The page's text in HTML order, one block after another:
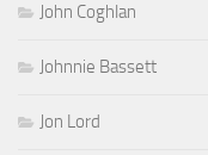
John Coghlan
Johnnie Bassett
Jon Lord